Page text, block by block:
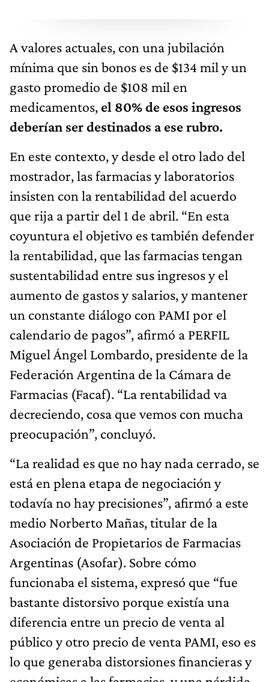
A valores actuales, con una jubilación
mínima que sin bonos es de $134 mil y un
gasto promedio de $108 mil en
medicamentos, el 80% de esos ingresos
deberían ser destinados a ese rubro.
En este contexto, y desde el otro lado del
mostrador, las farmacias y laboratorios
insisten con la rentabilidad del acuerdo
que rija a partir del 1 de abril. “En esta
coyuntura el objetivo es también defender
la rentabilidad, que las farmacias tengan
sustentabilidad entre sus ingresos y el
aumento de gastos y salarios, y mantener
un constante diálogo con PAMI por el
calendario de pagos”, afirmó a PERFIL
Miguel Ángel Lombardo, presidente de la
Federación Argentina de la Cámara de
Farmacias (Facaf). “La rentabilidad va
decreciendo, cosa que vemos con mucha
preocupación”, concluyó.
“La realidad es que no hay nada cerrado, se
está en plena etapa de negociación y
todavía no hay precisiones”, afirmó a este
medio Norberto Mañas, titular de la
Asociación de Propietarios de Farmacias
Argentinas (Asofar). Sobre cómo
funcionaba el sistema, expresó que “fue
bastante distorsivo porque existía una
diferencia entre un precio de venta al
público y otro precio de venta PAMI, eso es
lo que generaba distorsiones financieras y